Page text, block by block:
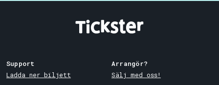
Om Tickster
Support
Ladda ner biljett
Arrangör?
Sälj med oss!